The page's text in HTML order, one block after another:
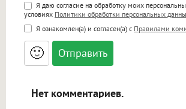
Поддержка HTML
<b>, <strong>, <u>, <i>, <em>,
<small>, <sup>, <sub>, <pre>,
<blockquote>, <code> экранирует
адреса URL автоматически
ссылками, и [img]адрес[/img] будет
Я даю согласие на обработку моих
условиях Политики обработки персональных
Я ознакомлен(а) и согласен(а) с Правилами
🙂
Нет комментариев.